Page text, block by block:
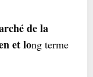
de la
et long terme